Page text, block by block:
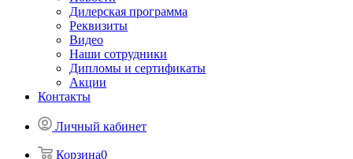
Дилерская программа
Реквизиты
Видео
Наши сотрудники
Дипломы и сертификаты
Акции
Контакты
Личный кабинет
Корзина0